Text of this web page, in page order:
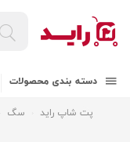
دسته بندی محصولات
پت شاپ راید سگ